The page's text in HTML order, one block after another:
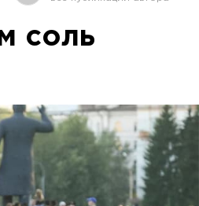
соль